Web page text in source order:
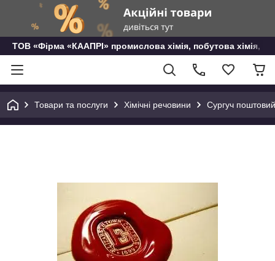
ТОВ «Фірма «КААПРІ» промислова хімія, побутова хімія,
Товари та послуги Хімічні речовини Сургуч